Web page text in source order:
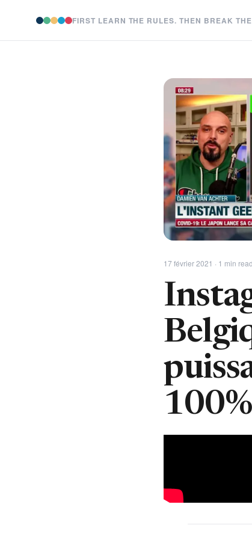
FIRST LEARN THE RULES. THEN BREAK
17 février 2021 · 1 min read